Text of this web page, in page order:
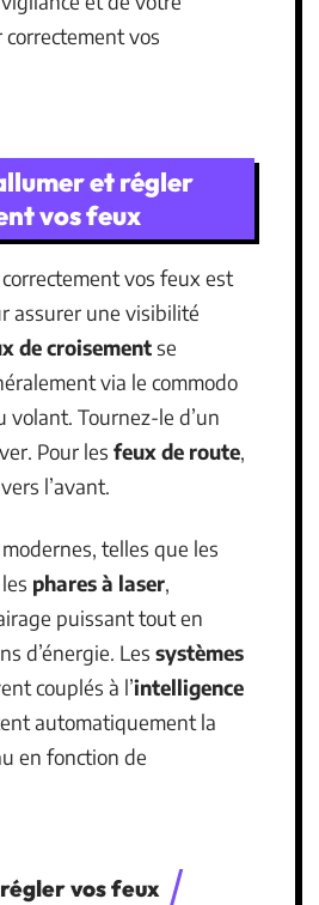
vos
et régler
vos feux
vos feux est
assurer une visibilité
de croisementse
via le commodo
volant. Tournez-le d’un
Pour les feux de route,
l’avant.
telles que les
phares à laser,
puissant tout en
d’énergie. Les systèmes
couplés à l’intelligence
automatiquement la
en fonction de
vos feux